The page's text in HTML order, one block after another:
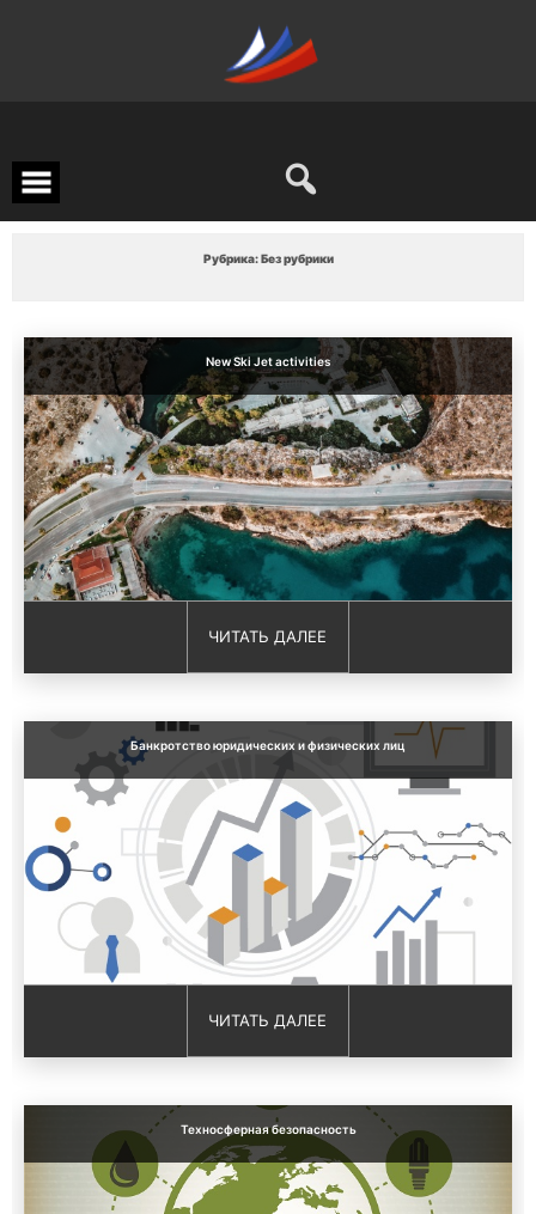
Рубрика:Без рубрики
New Ski Jet activities
ЧИТАТЬ ДАЛЕЕ
Банкротство юридических и физических лиц
ЧИТАТЬ ДАЛЕЕ
Техносферная безопасность